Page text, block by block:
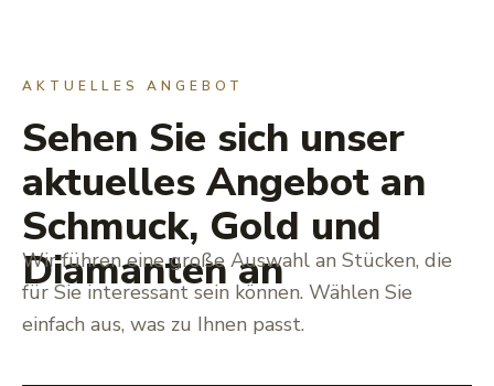
AKTUELLES ANGEBOT
Sehen Sie sich unser
aktuelles Angebot an
Schmuck, Gold und
Diamanten an
Wir führen eine große Auswahl an Stücken, die
für Sie interessant sein können. Wählen Sie
einfach aus, was zu Ihnen passt.